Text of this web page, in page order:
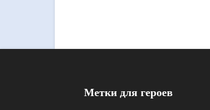
Метки для героев